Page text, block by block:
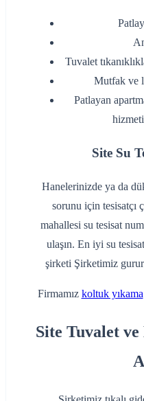
‌Tuvalet
‌Mutfak ve
‌Patlayan
Site Su
Hanelerinizde ya da
sorunu için tesisatçı
mahallesi su tesisat
ulaşın. En iyi su
şirketi Şirketimiz
Firmamız koltuk yıkama
Site Tuvalet ve